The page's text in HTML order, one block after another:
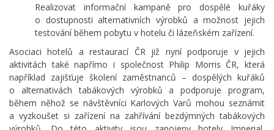
Realizovat informační kampaně pro dospělé kuřáky
o dostupnosti alternativních výrobků a možnost jejich
testování během pobytu v hotelu či lázeňském zařízení.
Asociaci hotelů a restaurací ČR již nyní podporuje v jejich
aktivitách také napřímo i společnost Philip Morris ČR, která
například zajišťuje školení zaměstnanců – dospělých kuřáků
o alternativách tabákových výrobků a podporuje program,
během něhož se návštěvníci Karlových Varů mohou seznámit
a vyzkoušet si zařízení na zahřívání bezdýmných tabákových